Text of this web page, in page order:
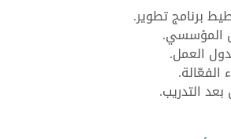
برنامج تطوير.
المؤسسي.
العمل.
الفعّالة.
التدريب.